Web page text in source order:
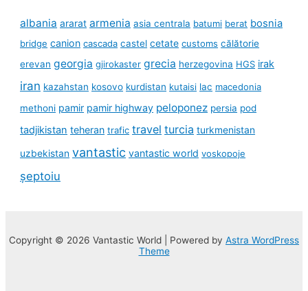
albania ararat armenia asia centrala batumi berat bosnia
bridge canion cascada castel cetate customs călătorie
erevan georgia gjirokaster grecia herzegovina HGS irak
iran kazahstan kosovo kurdistan kutaisi lac macedonia
methoni pamir pamir highway peloponez persia pod
tadjikistan teheran trafic travel turcia turkmenistan
uzbekistan vantastic vantastic world voskopoje
șeptoiu
Copyright © 2026 Vantastic World | Powered by Astra WordPress
Theme